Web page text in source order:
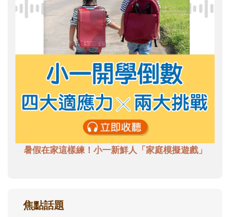
暑假在家這樣練！小一新鮮人「家庭模擬遊戲」
焦點話題